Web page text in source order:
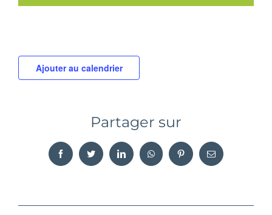
Ajouter au calendrier
Partager sur
FacebookTwitter LinkedInWhatsAppPinterestEmail